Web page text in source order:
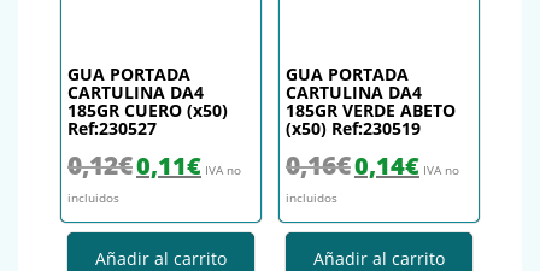
GUA PORTADA
CARTULINA DA4
185GR CUERO (x50)
Ref:230527
0,12€ El precio original era: 0,12€.
0,11€El precio actual es: 0,11€.
IVA no
incluidos
Añadir al carrito
GUA PORTADA
CARTULINA DA4
185GR VERDE ABETO
(x50) Ref:230519
0,16€ El precio original era: 0,16€.
0,14€El precio actual
IVA no
incluidos
Añadir al carrito